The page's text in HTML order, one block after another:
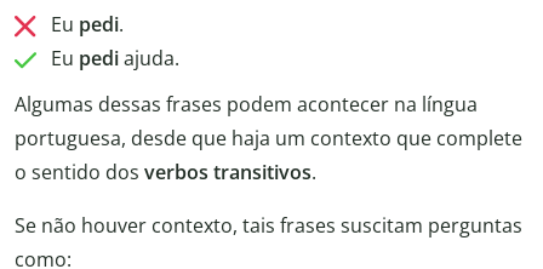
Eu pedi.
Eu pediajuda.
Algumas dessas frases podem acontecer na língua
portuguesa, desde que haja um contexto que complete
o sentido dos verbos transitivos.
Se não houver contexto, tais frases suscitam perguntas
como: